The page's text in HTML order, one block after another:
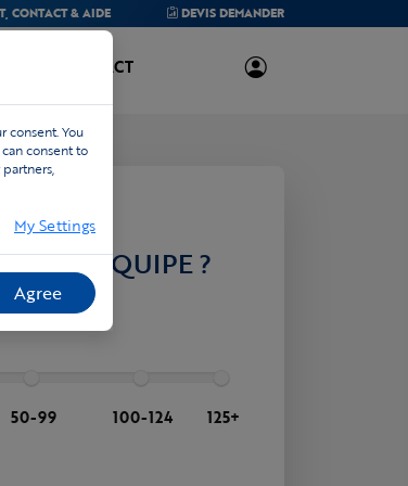
CONTACT & AIDE DEVISDEMANDER
CONTACT
ÉQUIPE ?
50-99 100-124 125+
consent. You
consent to
My Settings
Agree